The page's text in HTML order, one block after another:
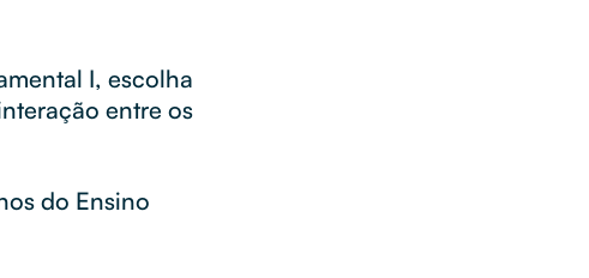
I, escolha
entre os
do Ensino